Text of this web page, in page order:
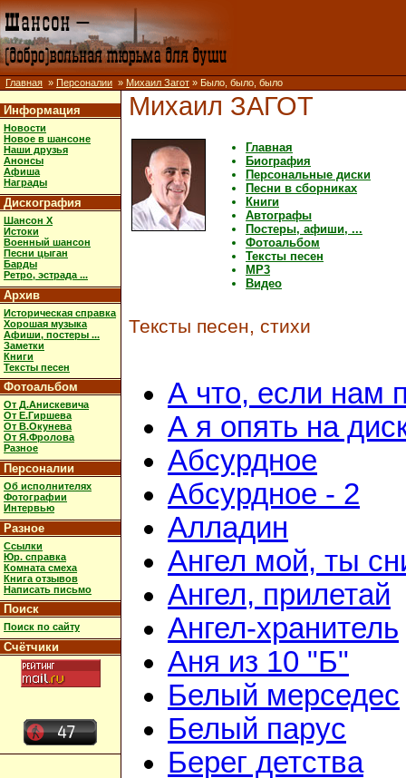
Главная » Персоналии » Михаил Загот » Было, было, было
Информация
Новости
Новое в шансоне
Наши друзья
Анонсы
Афиша
Награды
Дискография
Шансон X
Истоки
Военный шансон
Песни цыган
Барды
Ретро, эстрада ...
Архив
Историческая справка
Хорошая музыка
Афиши, постеры ...
Заметки
Книги
Тексты песен
Фотоальбом
От Д.Анискевича
От Е.Гиршева
От В.Окунева
От Я.Фролова
Разное
Персоналии
Об исполнителях
Фотографии
Интервью
Разное
Ссылки
Юр. справка
Комната смеха
Книга отзывов
Написать письмо
Поиск
Поиск по сайту
Счётчики
Михаил ЗАГОТ
Главная
Биография
Персональные диски
Песни в сборниках
Книги
Автографы
Постеры, афиши, ...
Фотоальбом
Тексты песен
MP3
Видео
Тексты песен, стихи
А что, если нам
А я опять на
Абсурдное
Абсурдное - 2
Алладин
Ангел мой, ты
Ангел, прилетай
Ангел-хранитель
Аня из 10 "Б"
Белый мерседес
Белый парус
Берег детства